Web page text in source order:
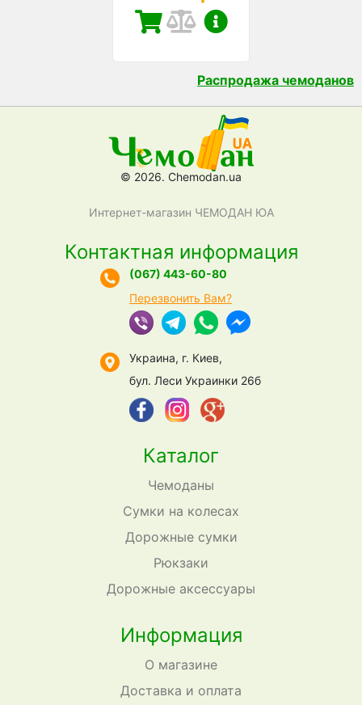
Распродажа чемоданов
© 2026. Chemodan.ua
Интернет-магазин ЧЕМОДАН ЮА
Каталог
Чемоданы
Сумки на колесах
Дорожные сумки
Рюкзаки
Дорожные аксессуары
Информация
О магазине
Доставка и оплата
Контактная информация
(067) 443-60-80
Перезвонить Вам?
Украина, г. Киев,
бул. Леси Украинки 26б